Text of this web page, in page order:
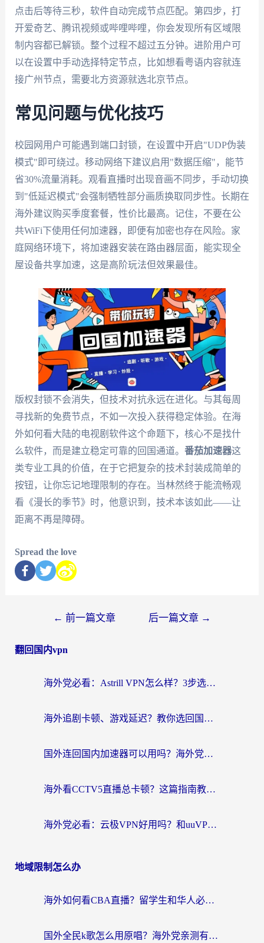
点击后等待三秒，软件自动完成节点匹配。第四步，打
开爱奇艺、腾讯视频或哔哩哔哩，你会发现所有区域限
制内容都已解锁。整个过程不超过五分钟。进阶用户可
以在设置中手动选择特定节点，比如想看粤语内容就连
接广州节点，需要北方资源就选北京节点。
常见问题与优化技巧
校园网用户可能遇到端口封锁，在设置中开启"UDP伪装
模式"即可绕过。移动网络下建议启用"数据压缩"，能节
省30%流量消耗。观看直播时出现音画不同步，手动切换
到"低延迟模式"会强制牺牲部分画质换取同步性。长期在
海外建议购买季度套餐，性价比最高。记住，不要在公
共WiFi下使用任何加速器，即便有加密也存在风险。家
庭网络环境下，将加速器安装在路由器层面，能实现全
屋设备共享加速，这是高阶玩法但效果最佳。
版权封锁不会消失，但技术对抗永远在进化。与其每周
寻找新的免费节点，不如一次投入获得稳定体验。在海
外如何看大陆的电视剧软件这个命题下，核心不是找什
么软件，而是建立稳定可靠的回国通道。 番茄加速器这
类专业工具的价值，在于它把复杂的技术封装成简单的
按钮，让你忘记地理限制的存在。当林然终于能流畅观
看《漫长的季节》时，他意识到，技术本该如此——让
距离不再是障碍。
Spread the love
← 前一篇文章 后一篇文章 →
翻回国内vpn
海外党必看：Astrill VPN怎么样？3步选对回国加速器实现无缝刷剧玩游戏
海外追剧卡顿、游戏延迟？教你选回国加速器，附免费加速器试用一小时福利
国外连回国内加速器可以用吗？海外党亲测实用指南，解决追剧游戏卡顿难题
海外看CCTV5直播总卡顿？这篇指南教你选对回国加速器，无缝刷国内资源
海外党必看：云极VPN好用吗？和uuVPN对比哪个回国效果更好？附真实体验+避坑指南
地域限制怎么办
海外如何看CBA直播？留学生和华人必看的无卡顿观赛指南
国外全民k歌怎么用原唱？海外党亲测有效的回国加速解决方案